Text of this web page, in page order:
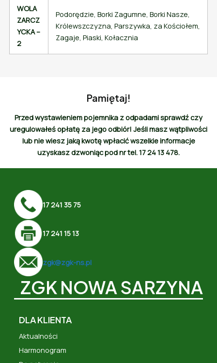
WOLA
ZARCZ
YCKA –
2
Podorędzie, Borki Zagumne, Borki Nasze,
Królewszczyzna, Parszywka, za Kościołem,
Zagaje, Piaski, Kołacznia
Pamiętaj!
Przed wystawieniem pojemnika z odpadami sprawdź czy
uregulowałeś opłatę za jego odbiór! Jeśli masz wątpliwości
lub nie wiesz jaką kwotę wpłacić wszelkie informacje
uzyskasz dzwoniąc pod nr tel. 17 24 13 478.
17 241 35 75
17 241 15 13
zgk@zgk-ns.pl
ZGK NOWA SARZYNA
DLA KLIENTA
Aktualności
Harmonogram